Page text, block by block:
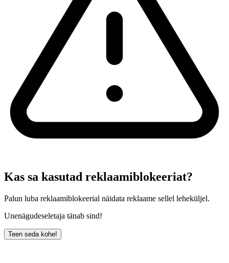
Kas sa kasutad reklaamiblokeeriat?
Palun luba reklaamiblokeerial näidata reklaame sellel leheküljel.
Unenägudeseletaja tänab sind!
Teen seda kohe!